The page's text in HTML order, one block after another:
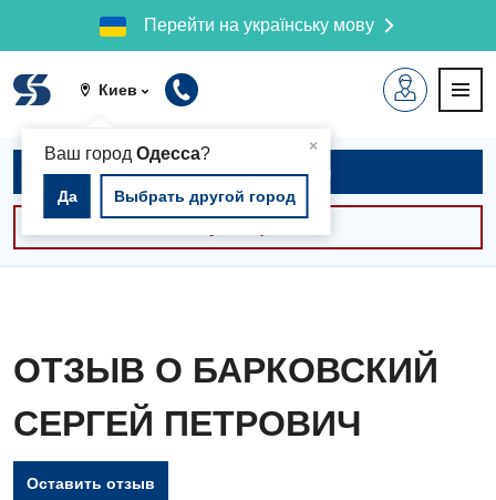
Перейти на українську мову
Киев
×
Ваш город Одесса?
Да Выбрать другой город
Записаться на приём
ОТЗЫВ О БАРКОВСКИЙ
СЕРГЕЙ ПЕТРОВИЧ
Оставить отзыв